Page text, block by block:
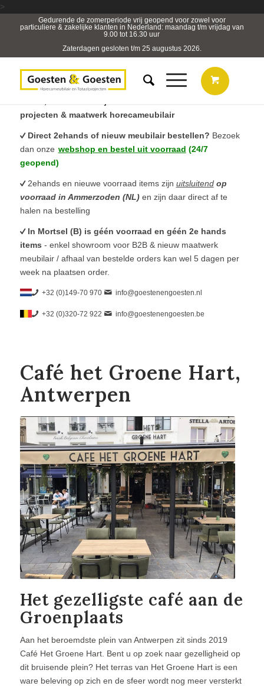
>
Gedurende de zomerperiode vrij geopend voor zowel voor
particuliere & zakelijke klanten in Nederland: maandag t/m vrijdag van
9.00 tot 16.30 uur
Zaterdagen gesloten t/m 25 augustus 2026.
projecten & maatwerk horecameubilair
Direct 2ehands of nieuw meubilair bestellen? Bezoek
dan onze webshop en bestel uit voorraad (24/7
geopend)
2ehands en nieuwe voorraad items zijn uitsluitend op
voorraad in Ammerzoden (NL)en zijn daar direct af te
halen na bestelling
In Mortsel (B) is géén voorraad en géén 2e hands
items - enkel showroom voor B2B & nieuw maatwerk
meubilair / afhaal van bestelde orders kan wel 5 dagen per
week na plaatsen order.
+32 (0)149-70 970 info@goestenengoesten.nl
+32 (0)320-72 922 info@goestenengoesten.be
Café het Groene Hart,
Antwerpen
Het gezelligste café aan de
Groenplaats
Aan het beroemdste plein van Antwerpen zit sinds 2019
Café Het Groene Hart. Bent u op zoek naar gezelligheid op
dit bruisende plein? Het terras van Het Groene Hart is een
ware beleving op zich en de sfeer wordt nog meer versterkt